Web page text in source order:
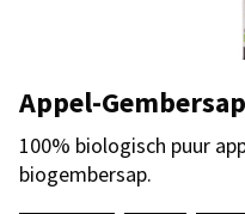
Appel-Gembersap
100% biologisch puur
biogembersap.